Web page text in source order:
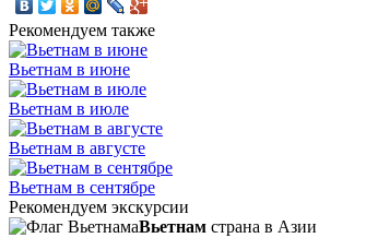
Рекомендуем также
Вьетнам в июне
Вьетнам в июле
Вьетнам в августе
Вьетнам в сентябре
Рекомендуем экскурсии
Вьетнам страна в Азии